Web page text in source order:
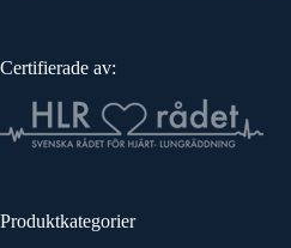
Certifierade av:
Produktkategorier